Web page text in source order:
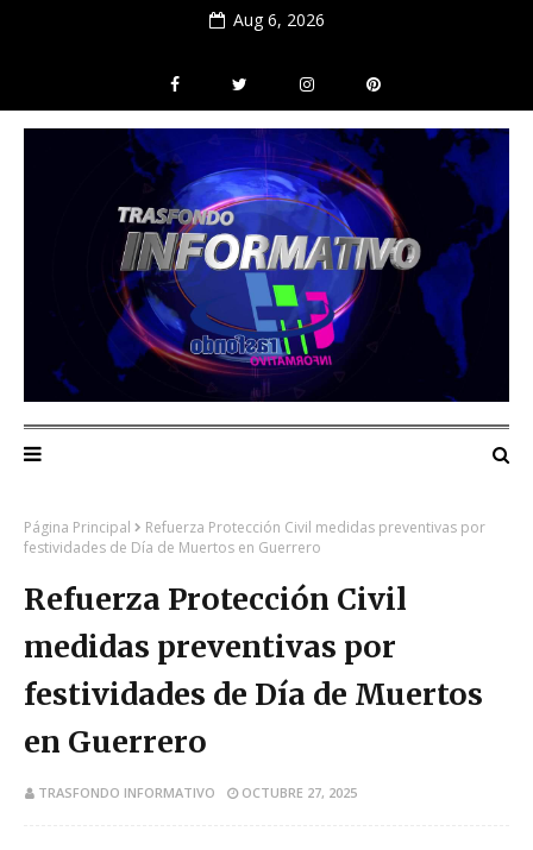
Aug 6, 2026
Página Principal
Refuerza Protección Civil medidas preventivas por
festividades de Día de Muertos en Guerrero
Refuerza Protección Civil
medidas preventivas por
festividades de Día de Muertos
en Guerrero
TRASFONDO INFORMATIVO OCTUBRE 27, 2025